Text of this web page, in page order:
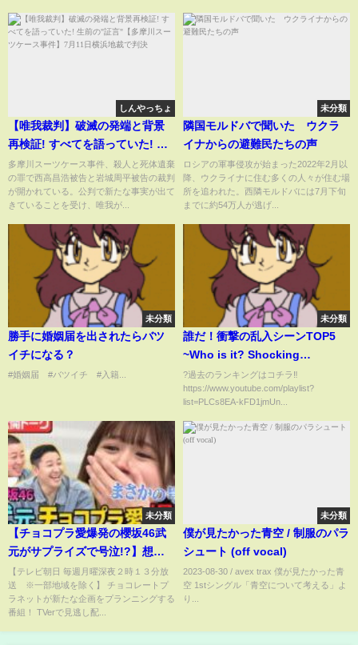
しんやっちょ
【唯我裁判】破滅の発端と背景
再検証! すべてを語っていた! 生
前の"証言"【多摩川スーツケー
ス事件】7月11日横浜地裁で判決
多摩川スーツケース事件、殺人と死体遺棄
の罪で西高昌浩被告と岩城周平被告の裁判
が開かれている。公判で新たな事実が出て
きていることを受け、唯我が...
未分類
隣国モルドバで聞いた ウクラ
イナからの避難民たちの声
ロシアの軍事侵攻が始まった2022年2月以
降、ウクライナに住む多くの人々が住む場
所を追われた。西隣モルドバには7月下旬
までに約54万人が逃げ...
未分類
勝手に婚姻届を出されたらバツ
イチになる？
#婚姻届 #バツイチ #入籍...
未分類
誰だ！衝撃の乱入シーンTOP5
~Who is it? Shocking
Intruders~
?過去のランキングはコチラ‼️
https://www.youtube.com/playlist?
list=PLCs8EA-kFD1jmUn...
未分類
【チョコプラ愛爆発の櫻坂46武
元がサプライズで号泣!?】想像
以上のガチ勢！カメラ前で泣く
ことのない櫻坂46武元唯衣が熱
弁からの号泣の超貴重映像！
【テレビ朝日 毎週月曜深夜２時１３分放
送 ※一部地域を除く】 チョコレートプ
ラネットが新たな企画をプランニングする
番組！ TVerで見逃し配...
未分類
僕が見たかった青空 / 制服のパラ
シュート (off vocal)
2023-08-30 / avex trax 僕が見たかった青
空 1stシングル「青空について考える」よ
り...